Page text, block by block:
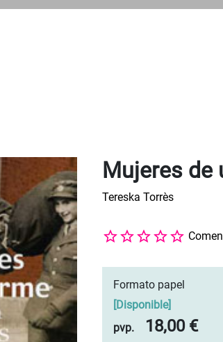
Mujeres de
Tereska Torrès
Formato papel
Disponible]
pvp.
18,00 €